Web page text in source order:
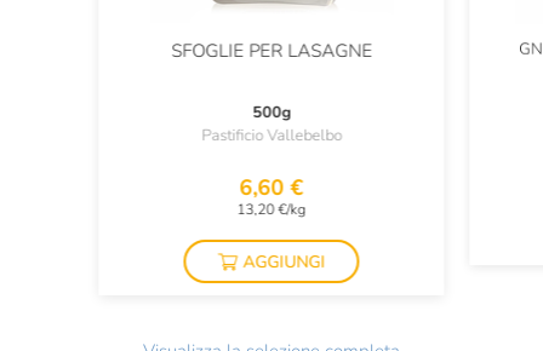
SFOGLIE PER LASAGNE
500g
Pastificio Vallebelbo
6,60 €
13,20 €/kg
AGGIUNGI